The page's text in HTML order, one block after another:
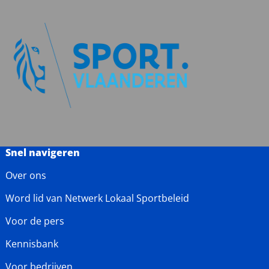
Snel navigeren
Over ons
Word lid van Netwerk Lokaal Sportbeleid
Voor de pers
Kennisbank